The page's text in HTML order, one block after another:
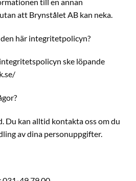
att Brynstålet AB kan neka.
här integritetpolicyn?
ske löpande
Du kan alltid kontakta oss om du
av dina personuppgifter.